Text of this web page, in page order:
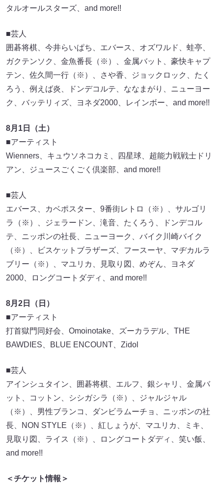
タルオールスターズ、and more!!
■芸人
囲碁将棋、今井らいぱち、エバース、オズワルド、蛙亭、
ガクテンソク、金魚番長（※）、金属バット、豪快キャプ
テン、佐久間一行（※）、さや香、ジョックロック、たく
ろう、例えば炎、ドンデコルテ、ななまがり、ニューヨー
ク、バッテリィズ、ヨネダ2000、レインボー、and more!!
8月1日（土）
■アーティスト
Wienners、キュウソネコカミ、四星球、超能力戦戦士ドリ
アン、ジュースごくごく倶楽部、and more!!
■芸人
エバース、カベポスター、9番街レトロ（※）、サルゴリ
ラ（※）、ジェラードン、滝音、たくろう、ドンデコル
テ、ニッポンの社長、ニューヨーク、バイク川崎バイク
（※）、ビスケットブラザーズ、フースーヤ、マヂカルラ
ブリー（※）、マユリカ、見取り図、めぞん、ヨネダ
2000、ロングコートダディ、and more!!
8月2日（日）
■アーティスト
打首獄門同好会、Omoinotake、ズーカラデル、THE
BAWDIES、BLUE ENCOUNT、Zidol
■芸人
アインシュタイン、囲碁将棋、エルフ、銀シャリ、金属バ
ット、コットン、シシガシラ（※）、ジャルジャル
（※）、男性ブランコ、ダンビラムーチョ、ニッポンの社
長、NON STYLE（※）、紅しょうが、マユリカ、ミキ、
見取り図、ライス（※）、ロングコートダディ、笑い飯、
and more!!
＜チケット情報＞